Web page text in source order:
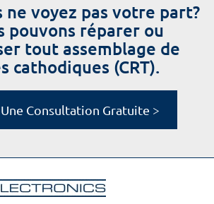
ne voyez pas votre part?
pouvons réparer ou
tout assemblage de
cathodiques (CRT).
Consultation Gratuite >